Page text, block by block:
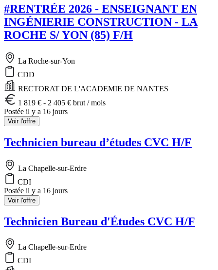
#RENTRÉE 2026 - ENSEIGNANT EN
INGÉNIERIE CONSTRUCTION - LA
ROCHE S/ YON (85) F/H
La Roche-sur-Yon
CDD
RECTORAT DE L'ACADEMIE DE NANTES
1 819 € - 2 405 € brut / mois
Postée il y a 16 jours
Voir l'offre
Technicien bureau d’études CVC H/F
La Chapelle-sur-Erdre
CDI
Postée il y a 16 jours
Voir l'offre
Technicien Bureau d'Études CVC H/F
La Chapelle-sur-Erdre
CDI